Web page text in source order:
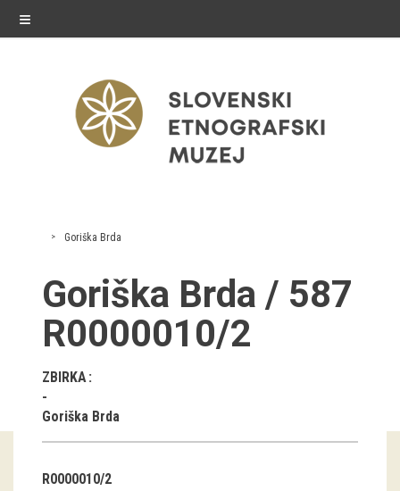
≡
razstave
Stalne razstave
Občasne razstave
Gostovanja
E-razstave
Virtualni sprehodi
Goriška Brda
Goriška Brda / 587
R0000010/2
ZBIRKA
Goriška Brda
R0000010/2